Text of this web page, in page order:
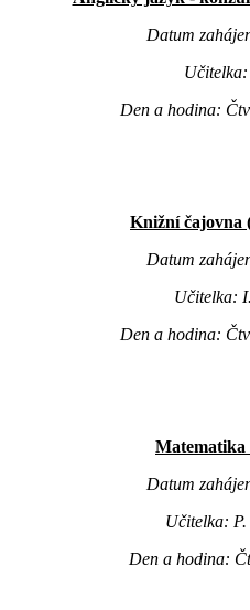
Datum
Den a hodina:
Knižní
Datum
Učitelka:
Den a hodina:
Datum
Učitelka:
Den a hodina: